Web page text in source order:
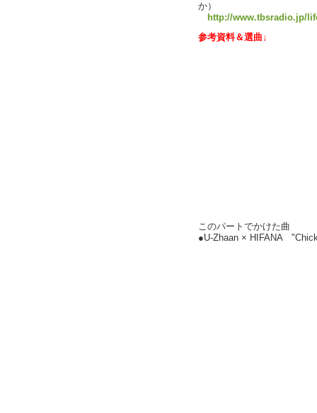
か）
http://www.tbsradio.jp/
参考資料＆選曲↓
このパートでかけた曲
●U-Zhaan × HIFANA